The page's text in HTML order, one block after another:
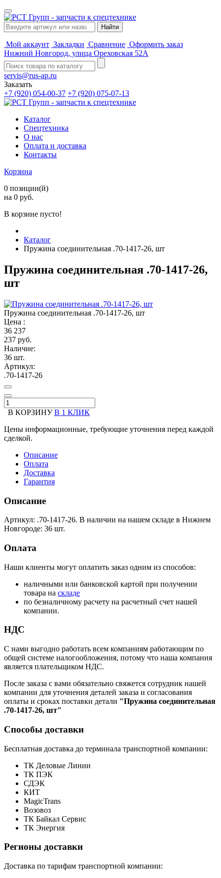
Мой аккаунт Закладки Сравнение Оформить заказ
Нижний Новгород, улица Ореховская 52А
servis@rus-ap.ru
Заказать
+7 (920) 054-00-37 +7 (920) 075-07-13
Каталог
Спецтехника
О нас
Оплата и доставка
Контакты
Корзина
0 позиции(й)
на 0 руб.
В корзине пусто!
Каталог
Пружина соединительная .70-1417-26, шт
Пружина соединительная .70-1417-26,
шт
Пружина соединительная .70-1417-26, шт
Цена :
36 237
237 руб.
Наличие:
36 шт.
Артикул:
.70-1417-26
В КОРЗИНУ В 1 КЛИК
Цены информационные, требующие уточнения перед каждой
сделкой.
Описание
Оплата
Доставка
Гарантия
Описание
Артикул: .70-1417-26. В наличии на нашем складе в Нижнем
Новгороде: 36 шт.
Оплата
Наши клиенты могут оплатить заказ одним из способов:
наличными или банковской картой при получении
товара на складе
по безналичному расчету на расчетный счет нашей
компании.
НДС
С нами выгодно работать всем компаниям работающим по
общей системе налогообложения, потому что наша компания
является плательщиком НДС.
После заказа с вами обязательно свяжется сотрудник нашей
компании для уточнения деталей заказа и согласования
оплаты и сроках поставки детали "Пружина соединительная
.70-1417-26, шт"
Способы доставки
Бесплатная доставка до терминала транспортной компании:
ТК Деловые Линии
ТК ПЭК
СДЭК
КИТ
MagicTrans
Возовоз
ТК Байкал Сервис
ТК Энергия
Регионы доставки
Доставка по тарифам транспортной компании: